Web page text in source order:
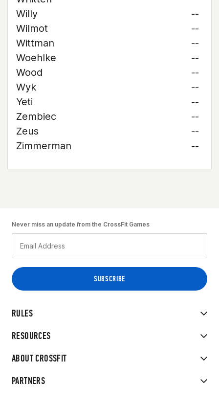
Willy
--
Wilmot
--
Wittman
--
Woehlke
--
Wood
--
Wyk
--
Yeti
--
Zembiec
--
Zeus
--
Zimmerman
--
RULES
RESOURCES
ABOUT CROSSFIT
PARTNERS
Never miss an update from the CrossFit Games